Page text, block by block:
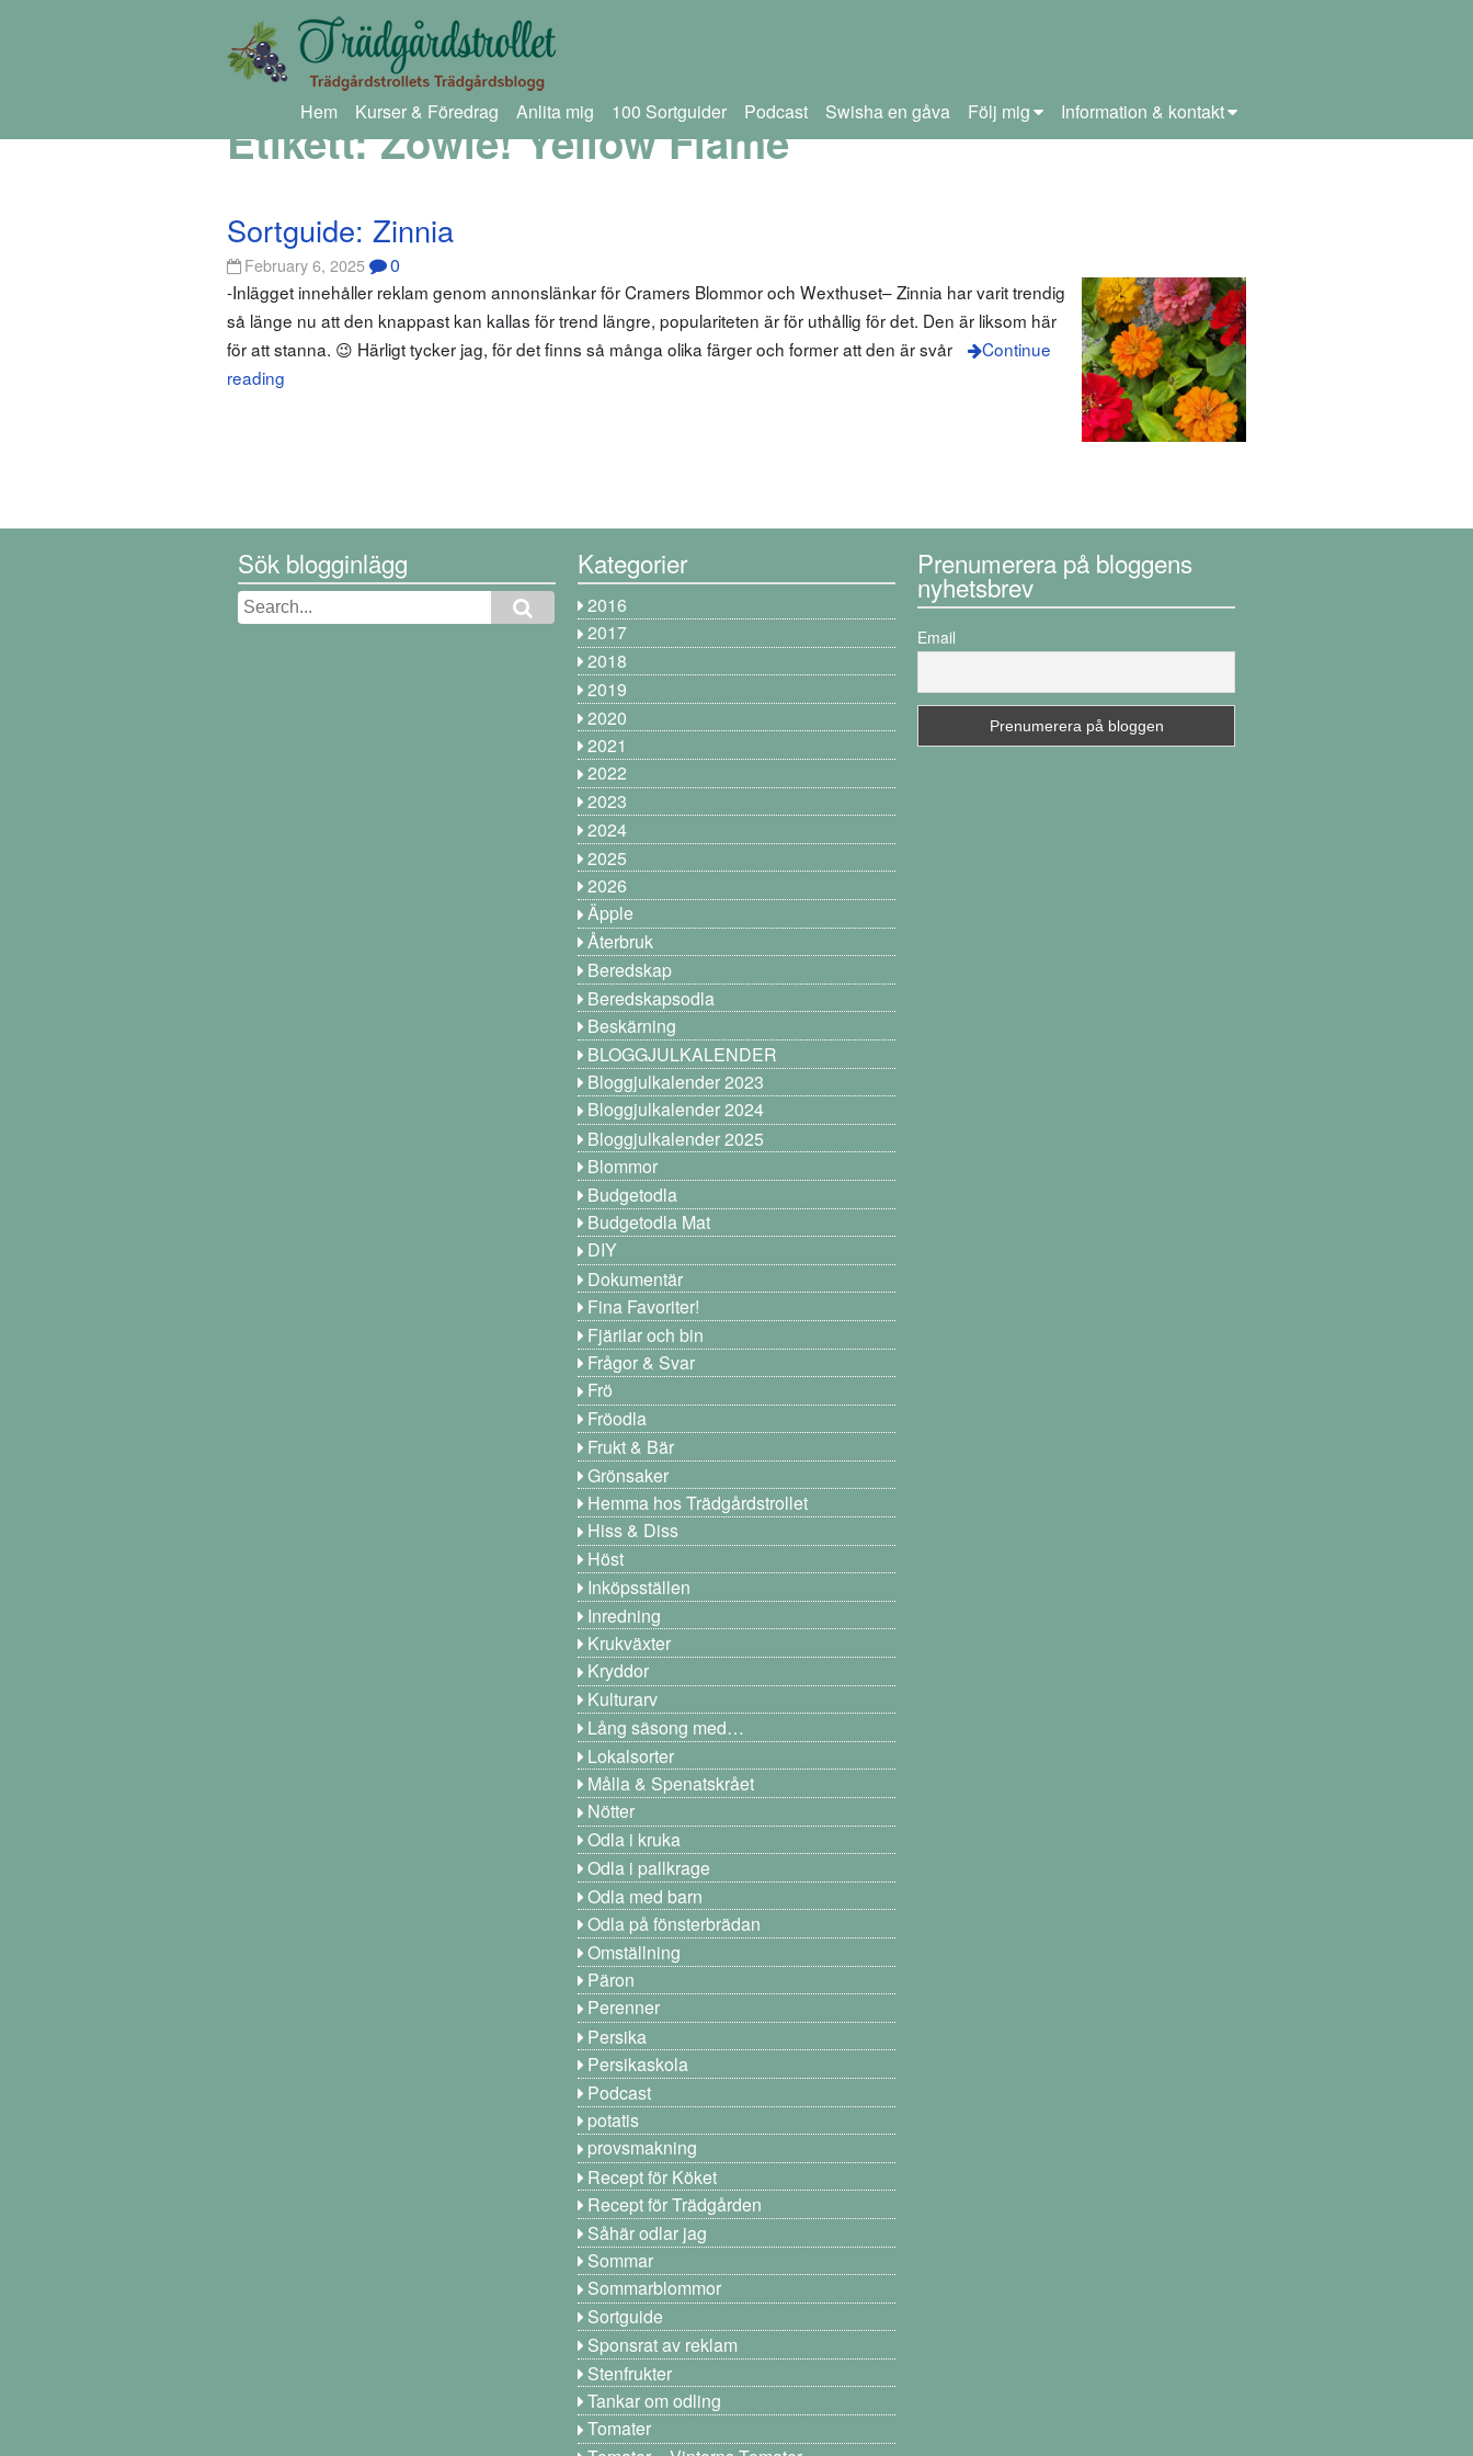
Hem Kurser & Föredrag Anlita mig 100 Sortguider Podcast Swisha en gåva Följ mig Information & kontakt
Etikett:Zowie! Yellow Flame
Sortguide: Zinnia
February 6, 2025 0
-Inlägget innehåller reklam genom annonslänkar för Cramers Blommor och Wexthuset– Zinnia har varit trendig
så länge nu att den knappast kan kallas för trend längre, populariteten är för uthållig för det. Den är liksom här
för att stanna. 😉 Härligt tycker jag, för det finns så många olika färger och former att den är svår
Continue
reading
Sök blogginlägg Kategorier
2016
2017
2018
2019
2020
2021
2022
2023
2024
2025
2026
Äpple
Återbruk
Beredskap
Beredskapsodla
Beskärning
BLOGGJULKALENDER
Bloggjulkalender 2023
Bloggjulkalender 2024
Bloggjulkalender 2025
Blommor
Budgetodla
Budgetodla Mat
DIY
Dokumentär
Fina Favoriter!
Fjärilar och bin
Frågor & Svar
Frö
Fröodla
Frukt & Bär
Grönsaker
Hemma hos Trädgårdstrollet
Hiss & Diss
Höst
Inköpsställen
Inredning
Krukväxter
Kryddor
Kulturarv
Lång säsong med…
Lokalsorter
Målla & Spenatskrået
Nötter
Odla i kruka
Odla i pallkrage
Odla med barn
Odla på fönsterbrädan
Omställning
Päron
Perenner
Persika
Persikaskola
Podcast
potatis
provsmakning
Recept för Köket
Recept för Trädgården
Såhär odlar jag
Sommar
Sommarblommor
Sortguide
Sponsrat av reklam
Stenfrukter
Tankar om odling
Tomater
Prenumerera på bloggens
nyhetsbrev
Email